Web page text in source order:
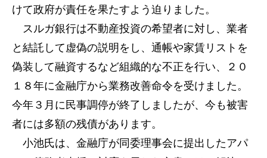
けて政府が責任を果たすよう迫りました。
スルガ銀行は不動産投資の希望者に対し、業者
と結託して虚偽の説明をし、通帳や家賃リストを
偽装して融資するなど組織的な不正を行い、２０
１８年に金融庁から業務改善命令を受けました。
今年３月に民事調停が終了しましたが、今も被害
者には多額の残債があります。
小池氏は、金融庁が同委理事会に提出したアパ